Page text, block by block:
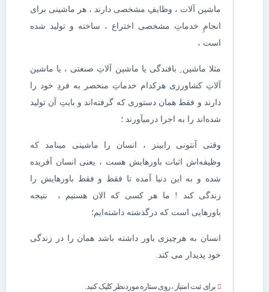
ماشین آلات ، وظایفِ مشخصی دارند ، هر ماشینی برای
انجامِ خدماتِ مشخصی اختراع ، ساخته و تولید شده
است ،
مثلا ماشین ِ بافندگی یا ماشین آلاتِ صنعتی ، یا ماشین
آلاتِ کشاورزی هرکدام خدماتِ منحصر به فردِ خود را
دارند و فقط همان دستوری که گرفته‌اند و بابتِ آن تولید
شده‌اند را به اجرا در‌میآورند ؛
وقتی آنتونی رابینز ، انسان را ماشینی مینامد که
وظیفه‌اش اثبات باورهایش هست ، یعنی انسان آفریده
شده و به این دنیا آمده تا فقط و فقط باورهایش را
زندگی کند ! ما هر کسی که الان هستیم ، نتیجه
باورهایی است که درگذشته داشته‌ایم؛
انسان به هرچیزی باور داشته باشد همان را در زندگی
خود پدیدار می کند.
برای ثبت امتیاز ، روی ستاره موردنظر کلیک کنید.